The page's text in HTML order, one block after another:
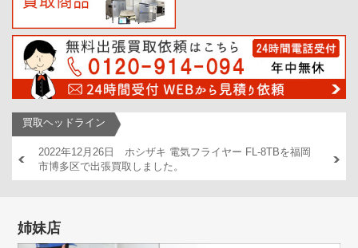
買取ヘッドライン
2022年12月26日 ホシザキ 電気フライヤー FL-8TBを福岡
市博多区で出張買取しました。
出張買
姉妹店